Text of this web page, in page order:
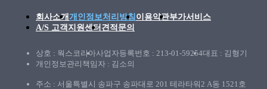
회사소개 개인정보처리방침 이용약관부가서비스
A/S 고객지원센터 견적문의
상호 : 웍스코리아사업자등록번호 : 213-01-59254대표 : 김형기
개인정보관리책임자 : 김소의
주소 : 서울특별시 송파구 송파대로 201 테라타워2 A동 1521호